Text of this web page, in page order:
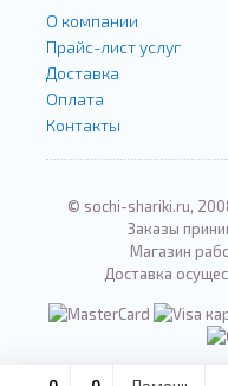
О компании
Прайс-лист услуг
Доставка
Оплата
Контакты
© sochi-shariki.ru,
Заказы
Магазин
Доставка